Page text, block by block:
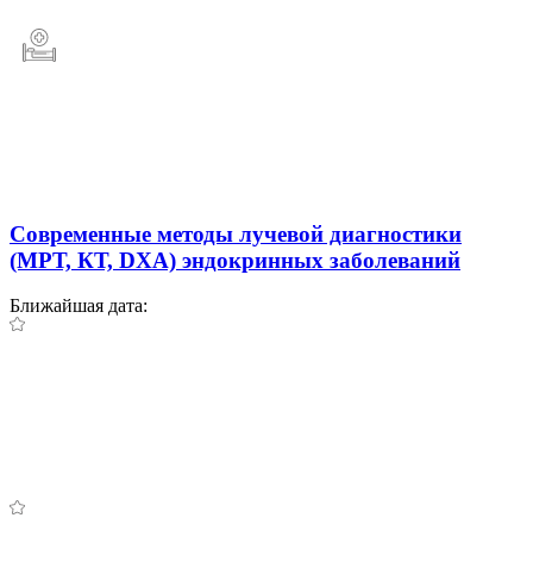
Современные методы лучевой диагностики
(МРТ, КТ, DXA) эндокринных заболеваний
Ближайшая дата: